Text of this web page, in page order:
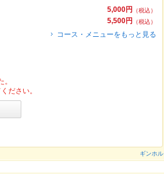
5,000円
（税込）
5,500円
（税込）
コース・メニューをもっと見る
ださい。
ギンホル